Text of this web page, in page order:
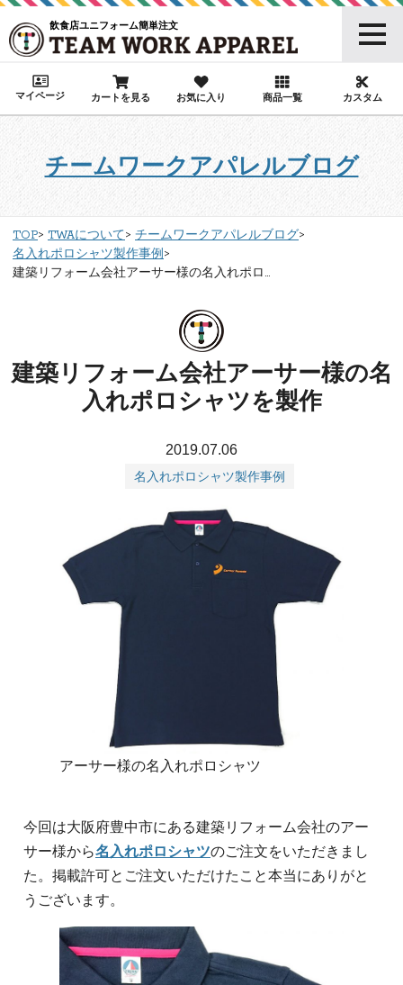
飲食店ユニフォーム簡単注文
マイページ カートを見る お気に入り 商品一覧 カスタム
チームワークアパレルブログ
TOP TWAについて
チームワークアパレルブログ
名入れポロシャツ製作事例
建築リフォーム会社アーサー様の名入れポロ...
建築リフォーム会社アーサー様の名
入れポロシャツを製作
2019.07.06
名入れポロシャツ製作事例
アーサー様の名入れポロシャツ
今回は大阪府豊中市にある建築リフォーム会社のアー
サー様から名入れポロシャツのご注文をいただきまし
た。掲載許可とご注文いただけたこと本当にありがと
うございます。